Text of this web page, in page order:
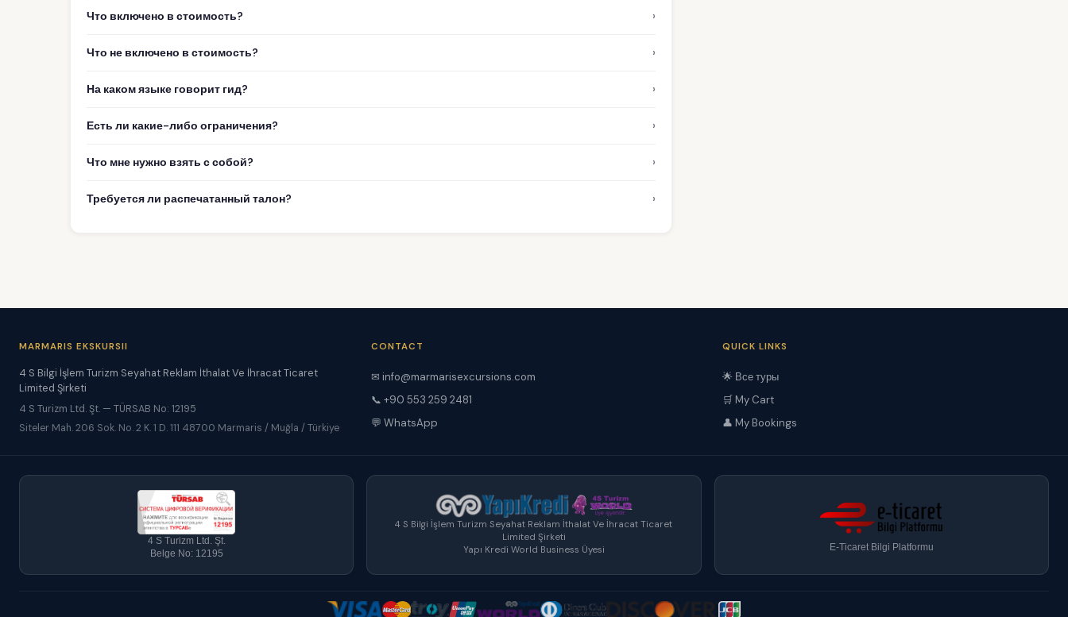
Что включено в стоимость? ›
Что не включено в стоимость? ›
На каком языке говорит гид? ›
Есть ли какие-либо ограничения? ›
Что мне нужно взять с собой? ›
Требуется ли распечатанный талон? ›
MARMARIS EKSKURSII
4 S Bilgi İşlem Turizm Seyahat Reklam İthalat Ve İhracat Ticaret
Limited Şirketi
4 S Turizm Ltd. Şt. — TÜRSAB No: 12195
Siteler Mah. 206 Sok. No. 2 K. 1 D. 111 48700 Marmaris / Muğla / Türkiye
CONTACT
✉ info@marmarisexcursions.com
📞 +90 553 259 2481
💬 WhatsApp
QUICK LINKS
🌟 Все туры
🛒 My Cart
👤 My Bookings
4 S Turizm Ltd. Şt.
Belge No: 12195
4 S Bilgi İşlem Turizm Seyahat Reklam İthalat Ve İhracat Ticaret
Limited Şirketi
Yapı Kredi World Business Üyesi
E-Ticaret Bilgi Platformu